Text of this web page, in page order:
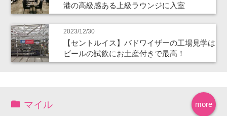
港の高級感ある上級ラウンジに入室
2023/12/30
【セントルイス】バドワイザーの工場見学は
ビールの試飲にお土産付きで最高！
more
マイル